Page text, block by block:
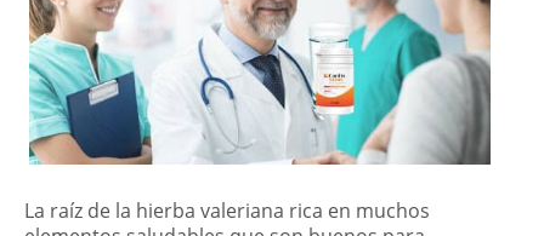
La raíz de la hierba valeriana rica en muchos